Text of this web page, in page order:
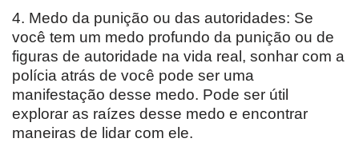
4. Medo da punição ou das autoridades: Se
você tem um medo profundo da punição ou de
figuras de autoridade na vida real, sonhar com a
polícia atrás de você pode ser uma
manifestação desse medo. Pode ser útil
explorar as raízes desse medo e encontrar
maneiras de lidar com ele.